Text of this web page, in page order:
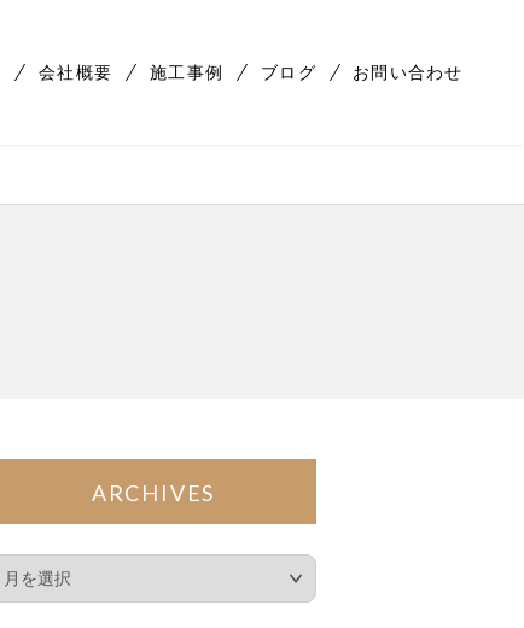
会社概要 施工事例 ブログ お問い合わせ
ARCHIVES